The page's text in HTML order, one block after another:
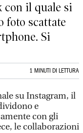
con il quale si
foto scattate
Si
1 MINUTI DI LETTURA
su Instagram, il
e
con gli
le collaborazioni